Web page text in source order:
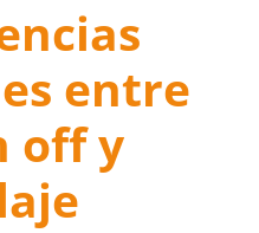
entre
off y